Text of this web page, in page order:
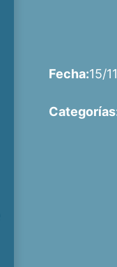
Fecha:15/